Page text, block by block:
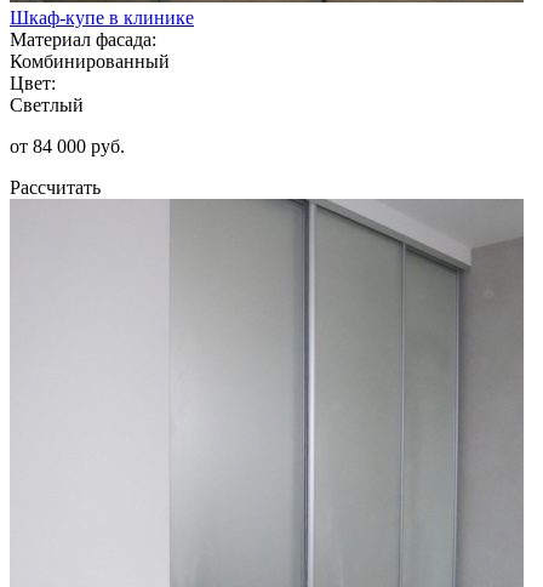
Шкаф-купе в клинике
Материал фасада:
Комбинированный
Цвет:
Светлый
от 84 000 руб.
Рассчитать